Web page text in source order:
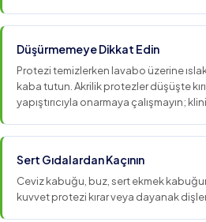
Düşürmemeye Dikkat Edin
Protezi temizlerken lavabo üzerine
kaba tutun. Akrilik protezler düşüşte
yapıştırıcıyla onarmaya çalışmayın;
Sert Gıdalardan Kaçının
Ceviz kabuğu, buz, sert ekmek
kuvvet protezi kırar veya dayanak